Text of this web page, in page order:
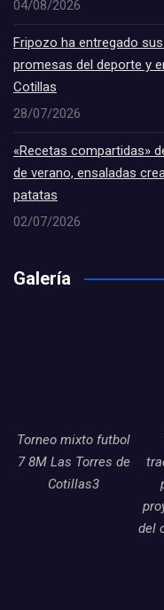
04/08/2026
Fripozo ha entregado
promesas del deporte y
Cotillas
28/07/2026
«Recetas compartidas»
de verano, ensaladas
patatas
02/07/2026
Galería
Torneo mixto futbol
7 8M Las Torres de
Cotillas3
del